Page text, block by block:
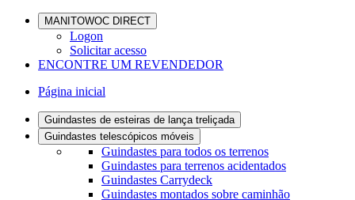
MANITOWOC DIRECT
Logon
Solicitar acesso
ENCONTRE UM REVENDEDOR
Página inicial
Guindastes de esteiras de lança treliçada
Guindastes telescópicos móveis
Guindastes para todos os terrenos
Guindastes para terrenos acidentados
Guindastes Carrydeck
Guindastes montados sobre caminhão